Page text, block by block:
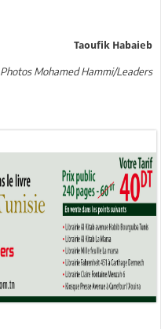
Taoufik Habaieb
Photos Mohamed Hammi/Leaders